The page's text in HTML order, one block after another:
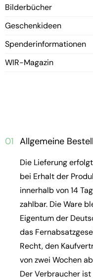
Bilderbücher
Geschenkideen
Spenderinformationen
WIR-Magazin
01 Allgemeine
Die Lieferung
bei Erhalt der
innerhalb von 14
zahlbar. Die Ware
Eigentum der
das
Recht, den
von zwei Wochen
Der Verbraucher